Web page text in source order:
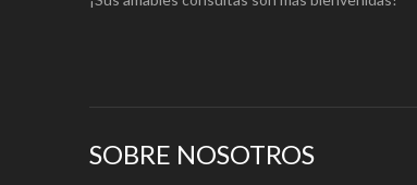
SOBRE NOSOTROS